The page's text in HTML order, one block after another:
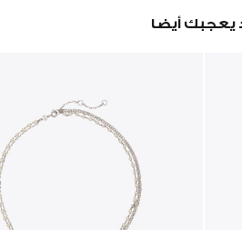
يعجبك أيضا